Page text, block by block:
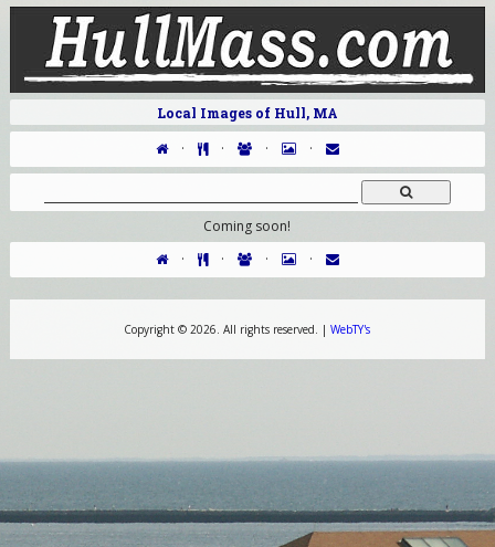
Local Images of Hull, MA
· · · ·
Coming soon!
·
· · ·
Copyright ©2026. All rights reserved. |WebTY's